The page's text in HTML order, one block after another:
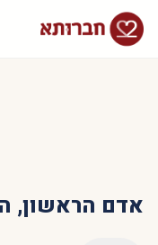
אדם הראשון,